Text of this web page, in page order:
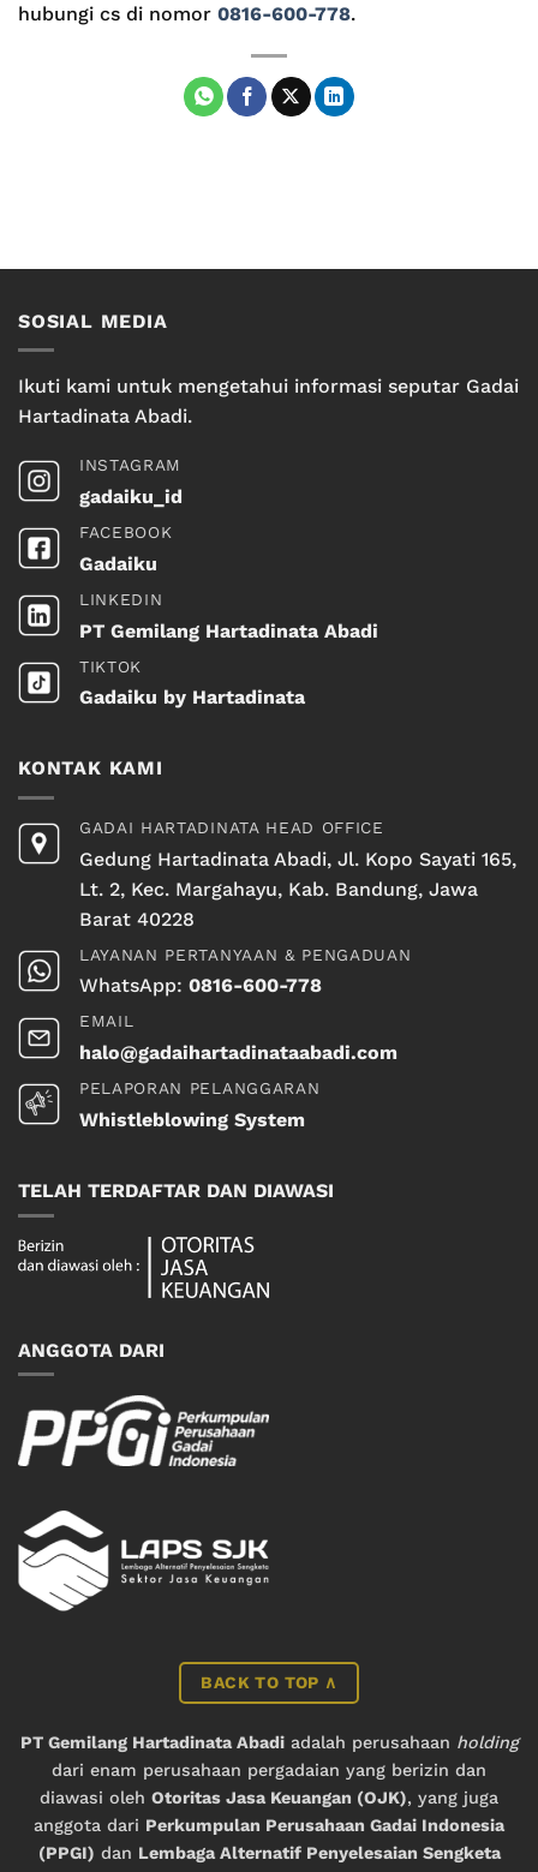
hubungi cs di nomor 0816-600-778.
SOSIAL MEDIA
Ikuti kami untuk mengetahui informasi seputar Gadai
Hartadinata Abadi.
INSTAGRAM
gadaiku_id
FACEBOOK
Gadaiku
LINKEDIN
PT Gemilang Hartadinata Abadi
TIKTOK
Gadaiku by Hartadinata
KONTAK KAMI
GADAI HARTADINATA HEAD OFFICE
Gedung Hartadinata Abadi, Jl. Kopo Sayati 165,
Lt. 2, Kec. Margahayu, Kab. Bandung, Jawa
Barat 40228
LAYANAN PERTANYAAN & PENGADUAN
WhatsApp: 0816-600-778
EMAIL
halo@gadaihartadinataabadi.com
PELAPORAN PELANGGARAN
Whistleblowing System
TELAH TERDAFTAR DAN DIAWASI
ANGGOTA DARI
BACK TO TOP ∧
PT Gemilang Hartadinata Abadiadalah perusahaan holding
dari enam perusahaan pergadaian yang berizin dan
diawasi oleh Otoritas Jasa Keuangan (OJK), yang juga
anggota dari Perkumpulan Perusahaan Gadai Indonesia
(PPGI) dan Lembaga Alternatif Penyelesaian Sengketa